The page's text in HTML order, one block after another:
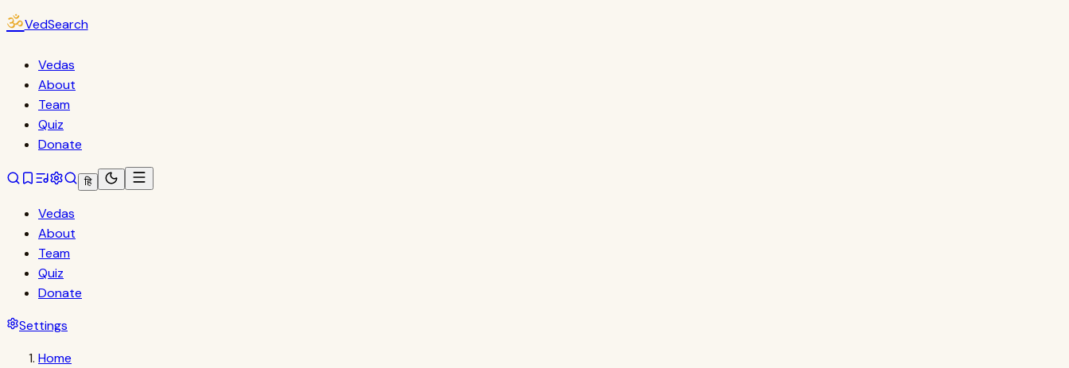
ॐVedSearch
Vedas
About
Team
Quiz
Donate
हि
Vedas
About
Team
Quiz
Donate
Settings
Home